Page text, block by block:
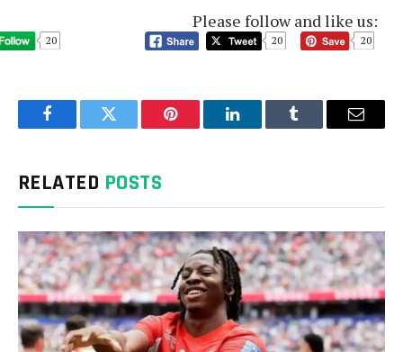
Please follow and like us:
20 20 20
FacebookTwitter Pinterest LinkedInTumblr Email
RELATED POSTS